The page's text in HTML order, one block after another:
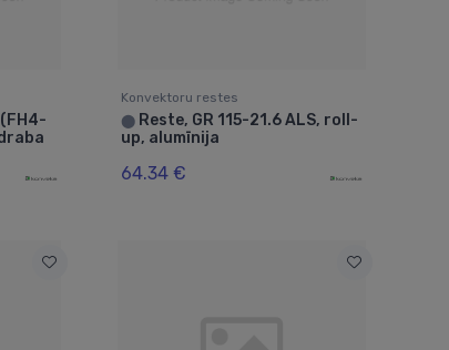
(FH4-
Konvektoru restes
⬤Reste, GR 115-21.6 ALS, roll-
up, alumīnija
64.34 €